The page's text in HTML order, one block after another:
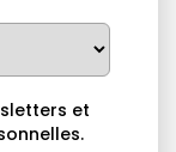
et
.